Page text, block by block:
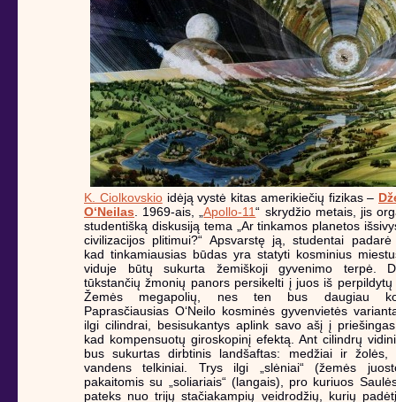
K. Ciolkovskioidėją vystė kitas amerikiečių fizikas –
O‘Neilas . 1969-ais, „Apollo-11“ skrydžio metais, jis
studentišką diskusiją tema „Ar tinkamos planetos
civilizacijos plitimui?“ Apsvarstę ją, studentai padarė
kad tinkamiausias būdas yra statyti kosminius
viduje būtų sukurta žemiškoji gyvenimo terpė.
tūkstančių žmonių panors persikelti į juos iš perpildytų
Žemės megapolių, nes ten bus daugiau
Paprasčiausias O‘Neilo kosminės gyvenvietės
ilgi cilindrai, besisukantys aplink savo ašį į
kad kompensuotų giroskopinį efektą. Ant cilindrų
bus sukurtas dirbtinis landšaftas: medžiai ir žolės,
vandens telkiniai. Trys ilgi „slėniai“ (žemės
pakaitomis su „soliariais“ (langais), pro kuriuos
pateks nuo trijų stačiakampių veidrodžių, kurių